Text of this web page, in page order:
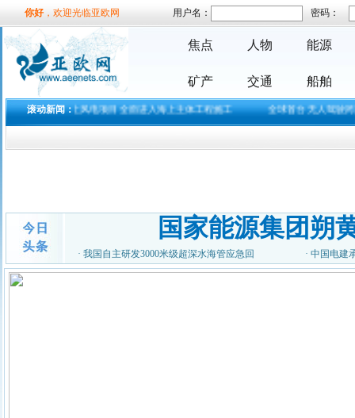
你好，欢迎光临亚欧网 用户名： 密码：
焦点 人物 能源
矿产 交通 船舶
滚动新闻：
建设海上风电项目全面进入海上主体工程施工 全球首台无人驾驶跨运车正
国家能源集团朔
· 我国自主研发3000米级超深水海管应急回 · 中国电建